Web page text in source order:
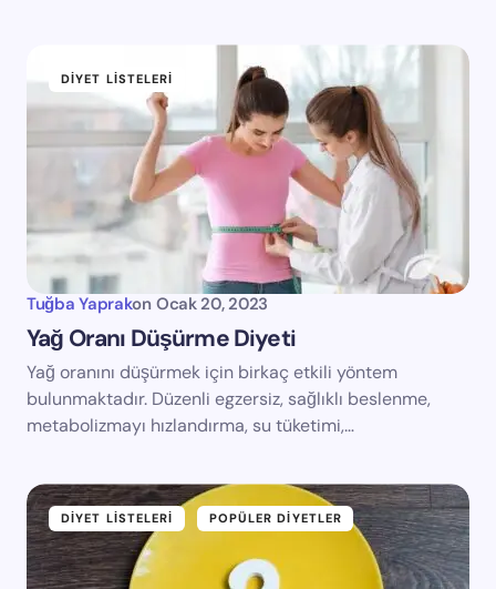
DIYET LISTELERI
Tuğba Yaprakon Ocak 20, 2023
Yağ Oranı Düşürme Diyeti
Yağ oranını düşürmek için birkaç etkili yöntem
bulunmaktadır. Düzenli egzersiz, sağlıklı beslenme,
metabolizmayı hızlandırma, su tüketimi,…
DIYET LISTELERI POPÜLER DIYETLER